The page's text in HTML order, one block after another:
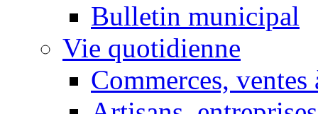
Bulletin municipal
Vie quotidienne
Commerces, ventes